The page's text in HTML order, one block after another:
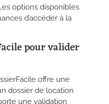
options disponibles
d’accéder à la
pour valider
offre une
dossier de location
une validation